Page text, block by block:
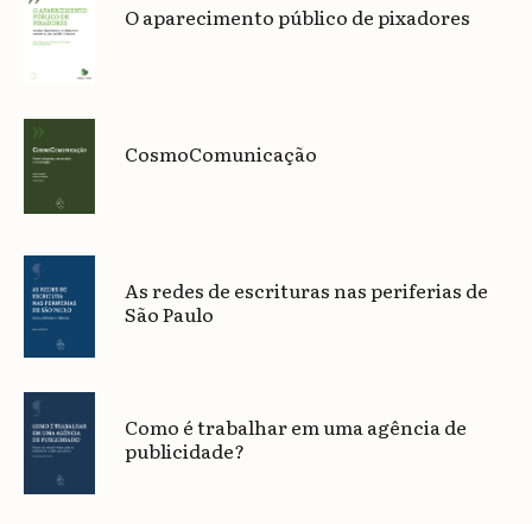
O aparecimento público de pixadores
CosmoComunicação
As redes de escrituras nas periferias de
São Paulo
Como é trabalhar em uma agência de
publicidade?